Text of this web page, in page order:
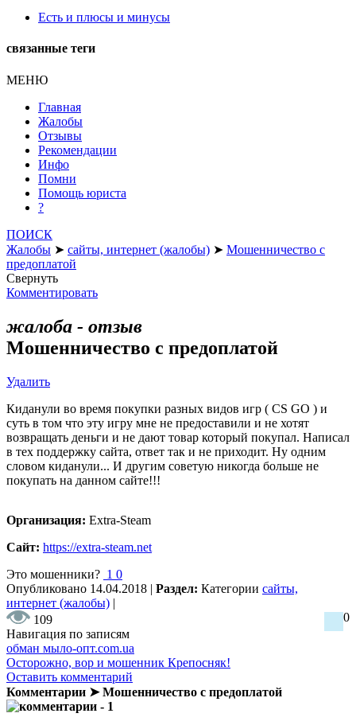
Есть и плюсы и минусы
связанные теги
МЕНЮ
Главная
Жалобы
Отзывы
Рекомендации
Инфо
Помни
Помощь юриста
?
ПОИСК
Жалобы ➤ сайты, интернет (жалобы) ➤ Мошенничество с
предоплатой
Свернуть
Комментировать
жалоба - отзыв
Мошенничество с предоплатой
Удалить
Киданули во время покупки разных видов игр ( CS GO ) и
суть в том что эту игру мне не предоставили и не хотят
возвращать деньги и не дают товар который покупал. Написал
в тех поддержку сайта, ответ так и не приходит. Ну одним
словом киданули... И другим советую никогда больше не
покупать на данном сайте!!!
Организация: Extra-Steam
Сайт: https://extra-steam.net
Это мошенники? 1 0
Опубликовано 14.04.2018 | Раздел: Категории сайты,
интернет (жалобы) |
109
0
Навигация по записям
обман мыло-опт.com.ua
Осторожно, вор и мошенник Крепосняк!
Оставить комментарий
Комментарии ➤ Мошенничество с предоплатой
- 1